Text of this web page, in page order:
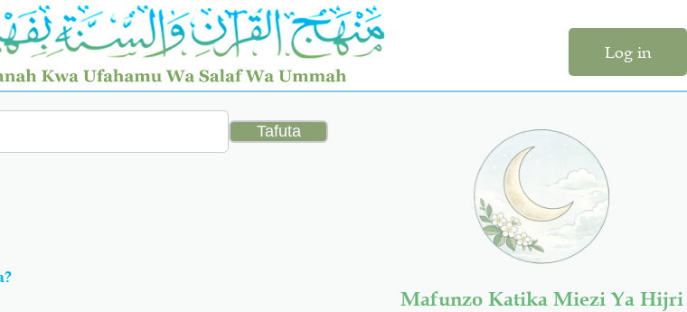
Log in
Mafunzo Katika Miezi Ya Hijri